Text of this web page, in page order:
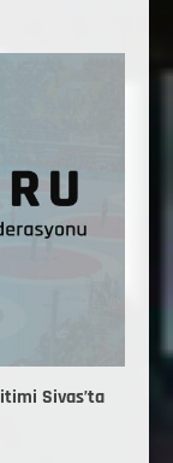
Sivas’ta